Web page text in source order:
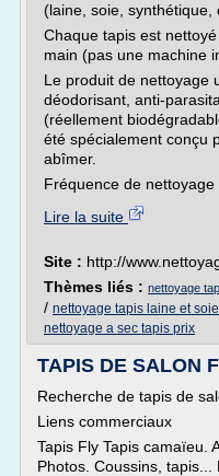
(laine, soie, synthétique,
Chaque tapis est
main (pas une machine
Le produit de nettoyage
déodorisant, anti-
(réellement
été spécialement conçu
abîmer.
Fréquence de nettoyage
Lire la suite
Site : http://
Thèmes liés : nettoyage
/ nettoyage tapis laine et soie
nettoyage a sec tapis prix
TAPIS DE SALON
Recherche de tapis de
Liens commerciaux
Tapis Fly Tapis camaïeu.
Photos. Coussins,